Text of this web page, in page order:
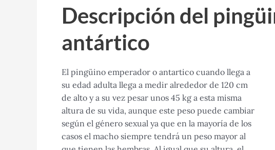
Descripción del
antártico
El pingüino emperador o antartico cuando llega a
su edad adulta llega a medir alrededor de 120 cm
de alto y a su vez pesar unos 45 kg a esta misma
altura de su vida, aunque este peso puede cambiar
según el género sexual ya que en la mayoría de los
casos el macho siempre tendrá un peso mayor al